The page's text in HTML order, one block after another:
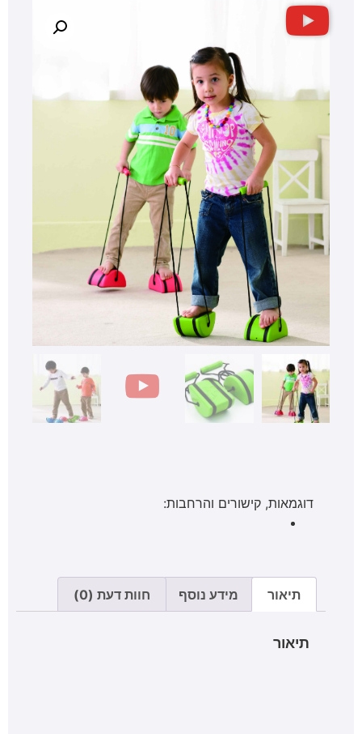
דוגמאות, קישורים והרחבות:
תיאור מידע נוסף חוות דעת (0)
תיאור